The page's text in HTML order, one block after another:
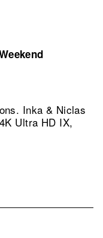
Inka & Niclas
Ultra HD IX,